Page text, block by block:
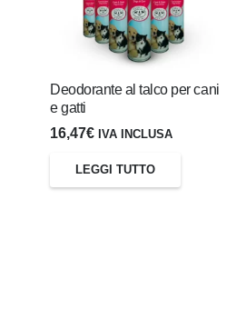
opzioni
possono
essere
scelte
pagina
del
prodotto
Deodorante al talco per cani
e gatti
16,47€ IVA INCLUSA
LEGGI TUTTO